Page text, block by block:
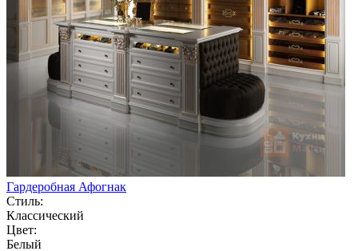
Гардеробная Афогнак
Стиль:
Классический
Цвет:
Белый